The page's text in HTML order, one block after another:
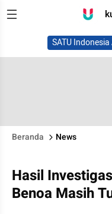
SATU
Beranda News
Hasil
Benoa Masih